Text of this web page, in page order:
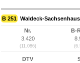
B 251 Waldeck-
Nr.
3.420
(11.086)
B-
DTV